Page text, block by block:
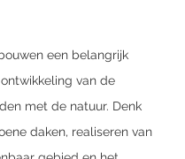
een belangrijk
van de
met de natuur. Denk
daken, realiseren van